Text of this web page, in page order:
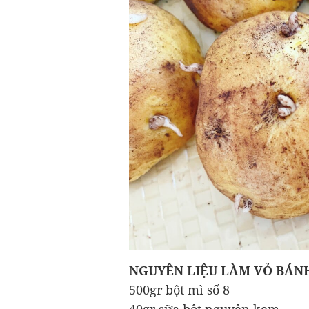
NGUYÊN LIỆU LÀM VỎ
500gr bột mì số 8